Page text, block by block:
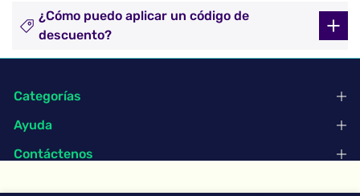
¿Cómo puedo aplicar un código de
descuento?
Categorías
Ayuda
Contáctenos